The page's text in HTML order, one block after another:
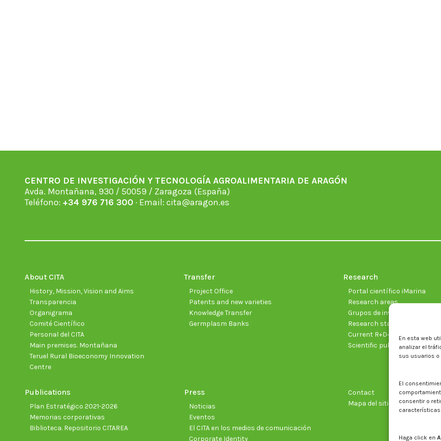
En esta web
analizar el
sus usuarios
El
consentir o
Haga click en
CENTRO DE INVESTIGACIÓN Y TECNOLOGÍA AGROALIMENTARIA DE ARAGÓN
Avda. Montañana, 930 / 50059 / Zaragoza (España)
Teléfono: +34 976 716 300 · Email: cita@aragon.es
About CITA
History, Mission, Vision and Aims
Transparencia
Organigrama
Comité Científico
Personal del CITA
Main premises. Montañana
Teruel Rural Bioeconomy Innovation
Centre
Transfer
Project Office
Patents and new varieties
Knowledge Transfer
Germplasm Banks
Research
Portal científico iMarina
Research areas
Grupos de investigación
Research staff
Current R+D+I projects
Scientific publications
Publications
Plan Estratégico 2021-2026
Memorias corporativas
Biblioteca. Repositorio CITAREA
Press
Noticias
Eventos
El CITA en los medios de comunicación
Corporate Identity
Contact
Mapa del sitio web